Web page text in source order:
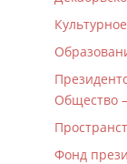
Общество
Фонд